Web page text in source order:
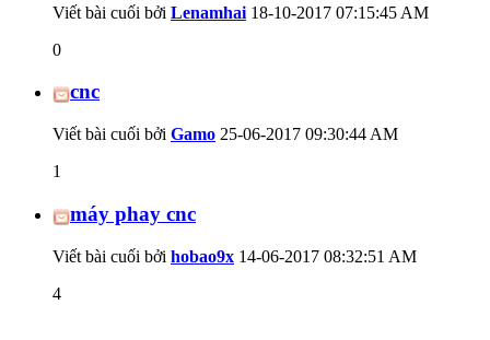
Viết bài cuối bởi Lenamhai 18-10-2017 07:15:45 AM
0
cnc
Viết bài cuối bởi Gamo 25-06-2017 09:30:44 AM
1
máy phay cnc
Viết bài cuối bởi hobao9x 14-06-2017 08:32:51 AM
4